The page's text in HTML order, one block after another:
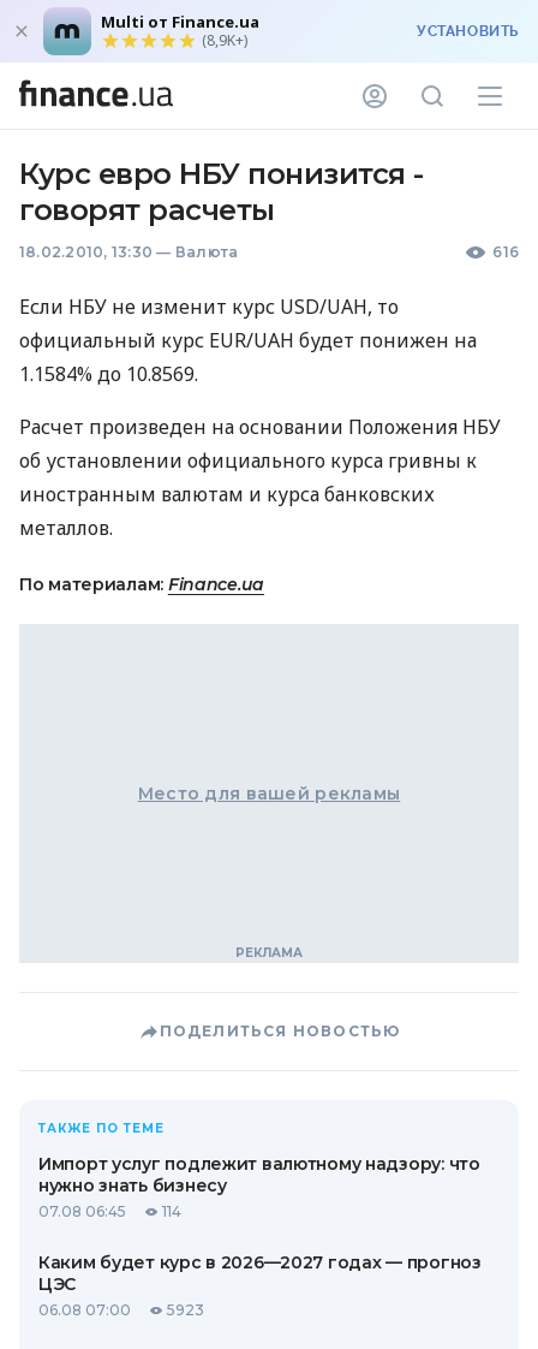
Multi от Finance.ua
(8,9K+) УСТАНОВИТЬ
Курс евро НБУ понизится -
говорят расчеты
18.02.2010, 13:30 — Валюта 616
Если НБУ не изменит курс USD/UAH, то
официальный курс EUR/UAH будет понижен на
1.1584% до 10.8569.
Расчет произведен на основании Положения НБУ
об установлении официального курса гривны к
иностранным валютам и курса банковских
металлов.
По материалам: Finance.ua
Место для вашей рекламы
ПОДЕЛИТЬСЯ НОВОСТЬЮ
ТАКЖЕ ПО ТЕМЕ
Импорт услуг подлежит валютному надзору: что
нужно знать бизнесу
07.08 06:45 114
Каким будет курс в 2026—2027 годах — прогноз
ЦЭС
06.08 07:00 5923